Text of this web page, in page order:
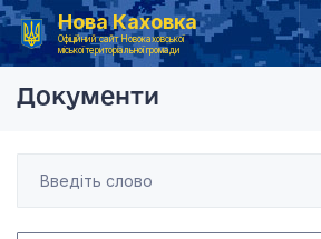
Нова Каховка
Офіційний сайт Новокаховської
міської територіальної громади
Головна Постійна комісія мандатна, з питань депутатської діяльності та етики, законності і правопорядку
Документи